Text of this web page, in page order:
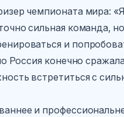
чемпионата мира:
сильная команда,
и
конечно
встретиться с
и